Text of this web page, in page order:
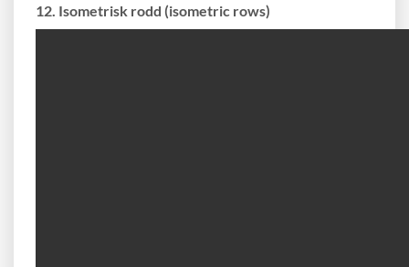
12. Isometrisk rodd (isometric rows)